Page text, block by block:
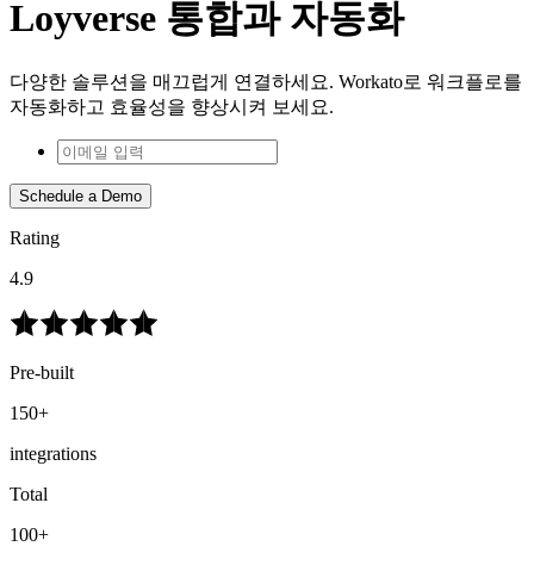
Loyverse 통합과 자동화
다양한 솔루션을 매끄럽게 연결하세요. Workato로 워크플로를
자동화하고 효율성을 향상시켜 보세요.
Schedule a Demo
Rating
4.9
Pre-built
150+
integrations
Total
100+